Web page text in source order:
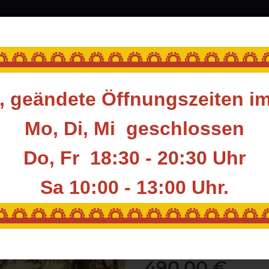
geändete Öffnungszeiten
Mo, Di, Mi geschlossen
Do, Fr 18:30 - 20:30 Uhr
Sa 10:00 - 13:00 Uhr.
LG ANIMALS
Artikelnummer:LG-0009
HAN: 3D-0009
Hersteller: LG ANIMALS